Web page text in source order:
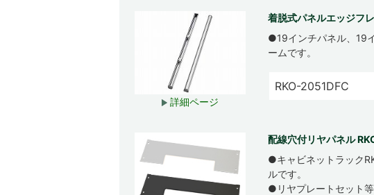
詳細ページ
着脱式パネルエッジフ
●19インチパネル、19
ームです。
RKO-2051DFC
配線穴付リヤパネル
●キャビネットラック
ルです。
●リヤプレートセット